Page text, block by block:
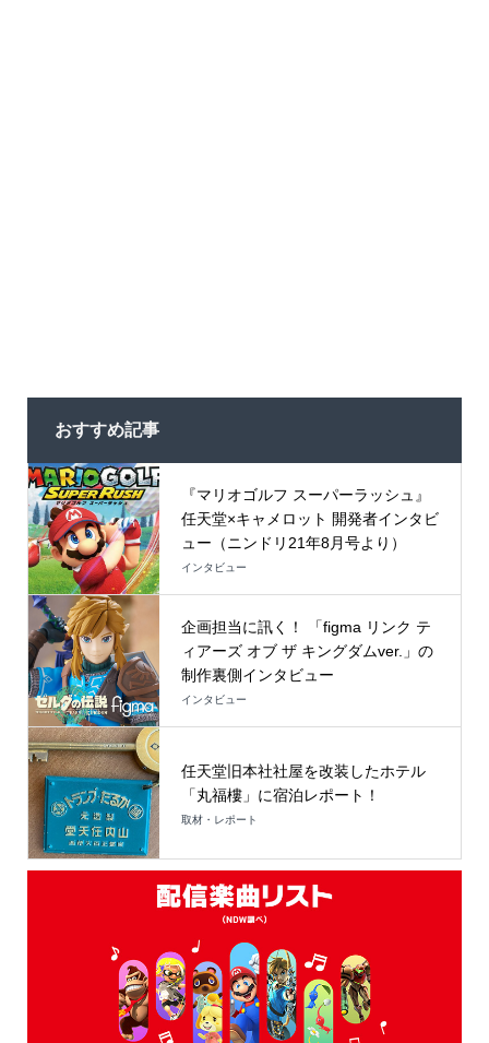
おすすめ記事
『マリオゴルフ スーパーラッシュ』
任天堂×キャメロット 開発者インタビ
ュー（ニンドリ21年8月号より）
インタビュー
企画担当に訊く！ 「figma リンク テ
ィアーズ オブ ザ キングダムver.」の
制作裏側インタビュー
インタビュー
任天堂旧本社社屋を改装したホテル
「丸福樓」に宿泊レポート！
取材・レポート